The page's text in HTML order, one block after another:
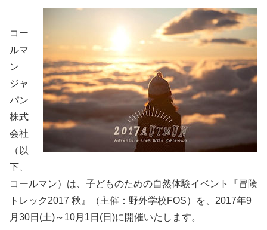
コー
ルマ
ン
ジャ
パン
株式
会社
（以
下、
コールマン）は、子どものための自然体験イベント『冒険
トレック2017 秋』（主催：野外学校FOS）を、2017年9
月30日(土)～10月1日(日)に開催いたします。